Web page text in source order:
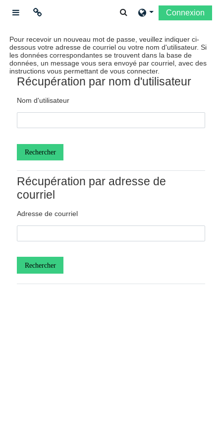
Moodle community
Moodle.com
Activer/désactiver la
Connexion
Pour recevoir un nouveau mot de passe, veuillez indiquer ci-
dessous votre adresse de courriel ou votre nom d'utilisateur. Si
les données correspondantes se trouvent dans la base de
données, un message vous sera envoyé par courriel, avec des
instructions vous permettant de vous connecter.
Récupération par nom d'utilisateur
Nom d'utilisateur
Récupération par adresse de
courriel
Adresse de courriel